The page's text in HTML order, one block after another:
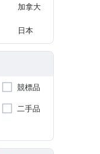
加拿大
日本
競標品
二手品